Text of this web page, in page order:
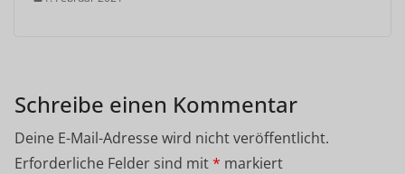
Schreibe einen Kommentar
Deine E-Mail-Adresse wird nicht veröffentlicht.
Erforderliche Felder sind mit* markiert